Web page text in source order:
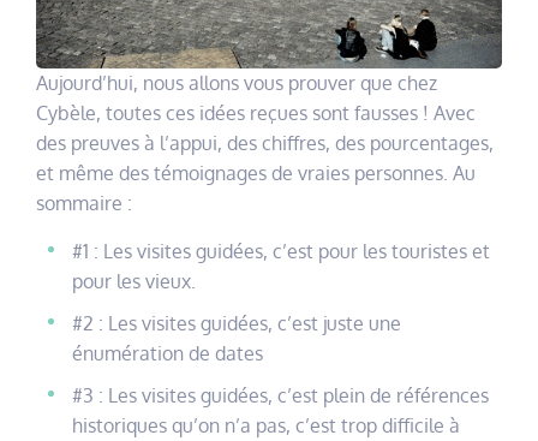
Aujourd’hui, nous allons vous prouver que chez
Cybèle, toutes ces idées reçues sont fausses ! Avec
des preuves à l’appui, des chiffres, des pourcentages,
et même des témoignages de vraies personnes. Au
sommaire :
#1 : Les visites guidées, c’est pour les touristes et
pour les vieux.
#2 : Les visites guidées, c’est juste une
énumération de dates
#3 : Les visites guidées, c’est plein de références
historiques qu’on n’a pas, c’est trop difficile à